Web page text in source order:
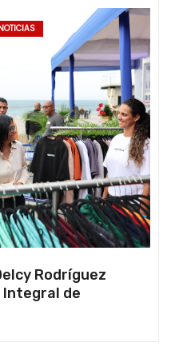
Rodríguez
Integral de
en La